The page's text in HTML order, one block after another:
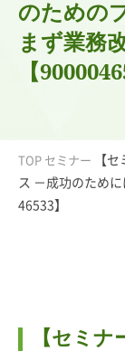
のための
まず業務
【
TOP セミナー
【
ス －成功のため
46533】
【セミ